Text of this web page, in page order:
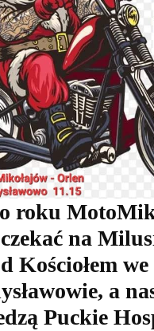
roku
na
Kościołem we
a
Puckie